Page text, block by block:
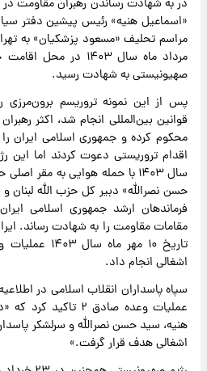
در به شهادت رساندن رهبران مقاومت در
«اسماعیل هنیه» رئیس پیشین دفتر
مرداد ماه سال ۱۴۰۳
صهیونیستی به شهادت رسید.
پس از این نمونه تروریسم
قوانین بین‌المللی انجام شد، اکثر
محکوم کرده و جمهوری اسلامی ایران
سال ۱۴۰۳ با حمله هوایی به مقر
حسن نصرالله» دبیر کل حزب الله لبنان
فرماندهان ارشد جمهوری اسلامی
مقامات مقاومت را به شهادت رساند.
اشغالی انجام داد.
سپاه پاسداران انقلاب اسلامی در
عملیات وعده صادق ۲
هنیه، سید حسن نصرالله و سرلشکر
اشغالی هدف قرار گرفت.»